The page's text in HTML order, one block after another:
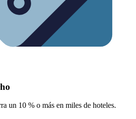
un 10 % o más en miles de hoteles.